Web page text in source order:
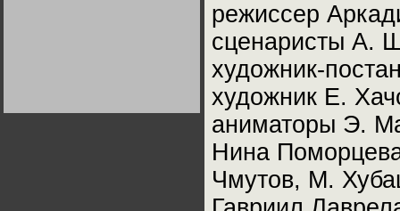
режиссер
сценаристы А.
художник-
xудожник Е.
аниматоры Э.
Нина
Чмутов, М.